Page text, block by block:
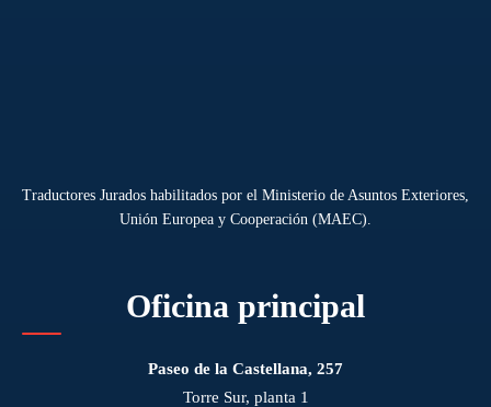
Traductores Jurados habilitados por el Ministerio de Asuntos Exteriores,
Unión Europea y Cooperación (MAEC).
Oficina principal
Paseo de la Castellana, 257
Torre Sur, planta 1